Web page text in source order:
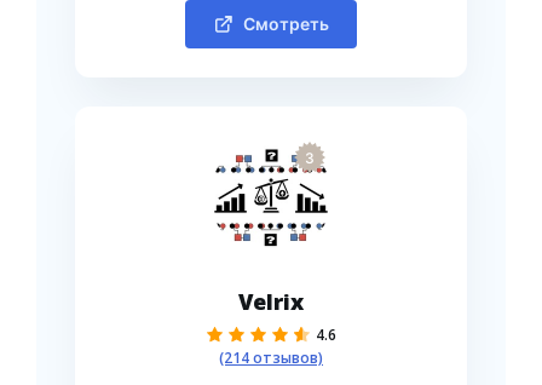
Смотреть
3
Velrix
4.6
(214 отзывов)